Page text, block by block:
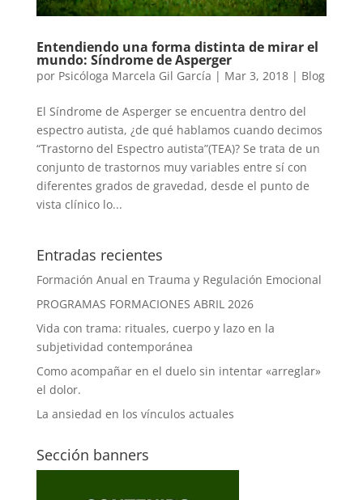
Entendiendo una forma distinta de mirar el
mundo: Síndrome de Asperger
por Psicóloga Marcela Gil García | Mar 3, 2018| Blog
El Síndrome de Asperger se encuentra dentro del
espectro autista, ¿de qué hablamos cuando decimos
“Trastorno del Espectro autista”(TEA)? Se trata de un
conjunto de trastornos muy variables entre sí con
diferentes grados de gravedad, desde el punto de
vista clínico lo...
Entradas recientes
Formación Anual en Trauma y Regulación Emocional
PROGRAMAS FORMACIONES ABRIL 2026
Vida con trama: rituales, cuerpo y lazo en la
subjetividad contemporánea
Como acompañar en el duelo sin intentar «arreglar»
el dolor.
La ansiedad en los vínculos actuales
Sección banners